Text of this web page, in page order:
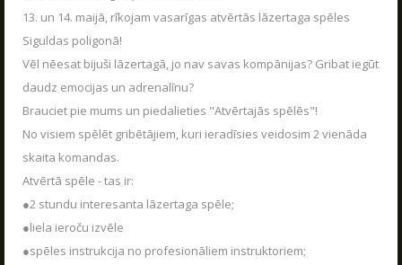
13. un 14. maijā, rīkojam vasarīgas atvērtās lāzertaga spēles
Siguldas poligonā!
Vēl nēesat bijuši lāzertagā, jo nav savas kompānijas? Gribat iegūt
daudz emocijas un adrenalīnu?
Brauciet pie mums un piedalieties "Atvērtajās spēlēs"!
No visiem spēlēt gribētājiem, kuri ieradīsies veidosim 2 vienāda
skaita komandas.
Atvērtā spēle - tas ir:
●2 stundu interesanta lāzertaga spēle;
●liela ieroču izvēle
●spēles instrukcija no profesionāliem instruktoriem;
STARTS
PAR MUMS
ARĒNAS
ARSENĀLS